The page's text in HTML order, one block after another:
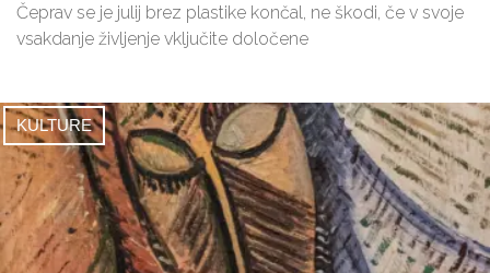
Čeprav se je julij brez plastike končal, ne škodi, če v svoje
vsakdanje življenje vključite določene
KULTURE